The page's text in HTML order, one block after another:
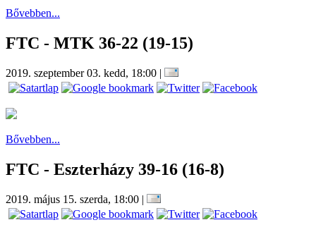
Bővebben...
FTC - MTK 36-22 (19-15)
2019. szeptember 03. kedd, 18:00 |
Bővebben...
FTC - Eszterházy 39-16 (16-8)
2019. május 15. szerda, 18:00 |